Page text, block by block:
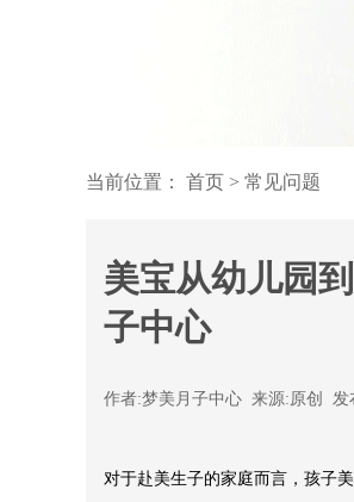
当前位置： 首页 > 常见问题
美宝从幼儿园
子中心
作者:梦美月子中心 来源:原创 发
对于赴美生子的家庭而言，孩子